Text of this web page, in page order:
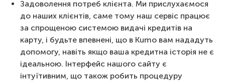
Задоволення потреб клієнта. Ми прислухаємося
до наших клієнтів, саме тому наш сервіс працює
за спрощеною системою видачі кредитів на
карту, і будьте впевнені, що в Kumo вам нададуть
допомогу, навіть якщо ваша кредитна історія не є
ідеальною. Інтерфейс нашого сайту є
інтуїтивним, що також робить процедуру